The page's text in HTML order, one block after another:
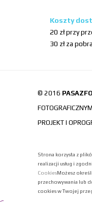
Koszty
20 zł przy
30 zł za
© 2016
PROJEKT I
Strona korzysta z
realizacji usług i
CookiesMożesz
przechowywania lub
cookies w Twojej